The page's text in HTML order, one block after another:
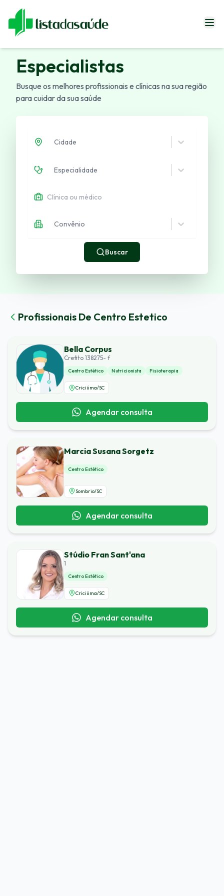
Especialistas
Revistas
Especialistas
Busque os melhores profissionais e clínicas na sua região
para cuidar da sua saúde
Cidade
Especialidade
Convênio
Buscar
Profissionais De Centro Estetico
Bella Corpus
Crefito 138275- f
Centro Estético Nutricionista Fisioterapia
Criciúma/SC
Agendar consulta
Marcia Susana Sorgetz
Centro Estético
Sombrio/SC
Agendar consulta
Stúdio Fran Sant'ana
1
Centro Estético
Criciúma/SC
Agendar consulta